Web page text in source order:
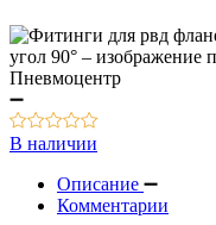
В наличии
Описание
Комментарии